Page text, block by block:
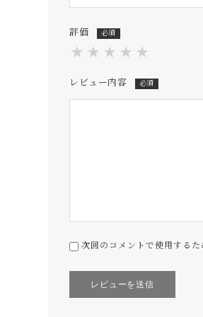
評価 必須
★
★
★
★
★
レビュー内容 必須
次回のコメントで使用する